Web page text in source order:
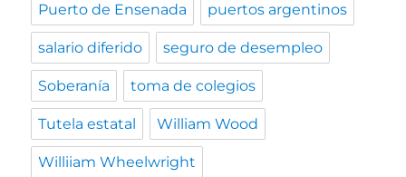
Puerto de Ensenada puertos argentinos
salario diferido seguro de desempleo
Soberanía toma de colegios
Tutela estatal William Wood
Williiam Wheelwright